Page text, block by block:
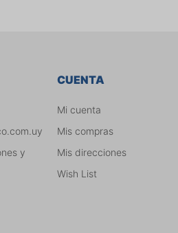
y
CUENTA
Mi cuenta
Mis compras
Mis direcciones
Wish List